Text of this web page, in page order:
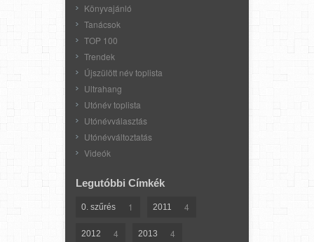
Könyvajánló
Tanácsok
TOP 100
Trendek
Újszülött név toplista
Ultrahang
Utónév toplista
Utónévválasztás
Utónévváltoztatás
Videók
Legutóbbi Címkék
0. szűrés 1 2011 4
2012 4 2013 4